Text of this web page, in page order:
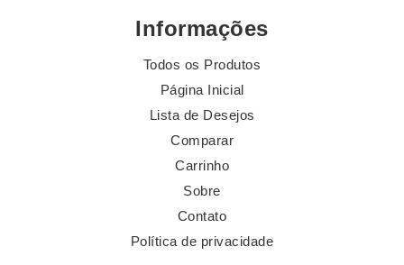
Informações
Todos os Produtos
Página Inicial
Lista de Desejos
Comparar
Carrinho
Sobre
Contato
Política de privacidade